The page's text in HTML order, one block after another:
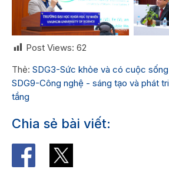
Post Views: 62
Thẻ: SDG3-Sức khỏe và có cuộc
SDG9-Công nghệ - sáng tạo và phát
tầng
Chia sẻ bài viết: